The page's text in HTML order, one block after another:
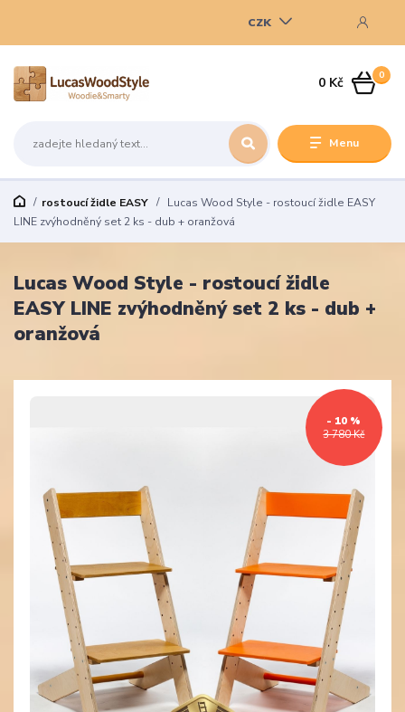
Menu
CZK
0
0 Kč
rostoucí židle EASY
Lucas Wood Style - rostoucí židle EASY
LINE zvýhodněný set 2 ks - dub + oranžová
Lucas Wood Style - rostoucí židle
EASY LINE zvýhodněný set 2 ks - dub +
oranžová
3 780 Kč
- 10 %